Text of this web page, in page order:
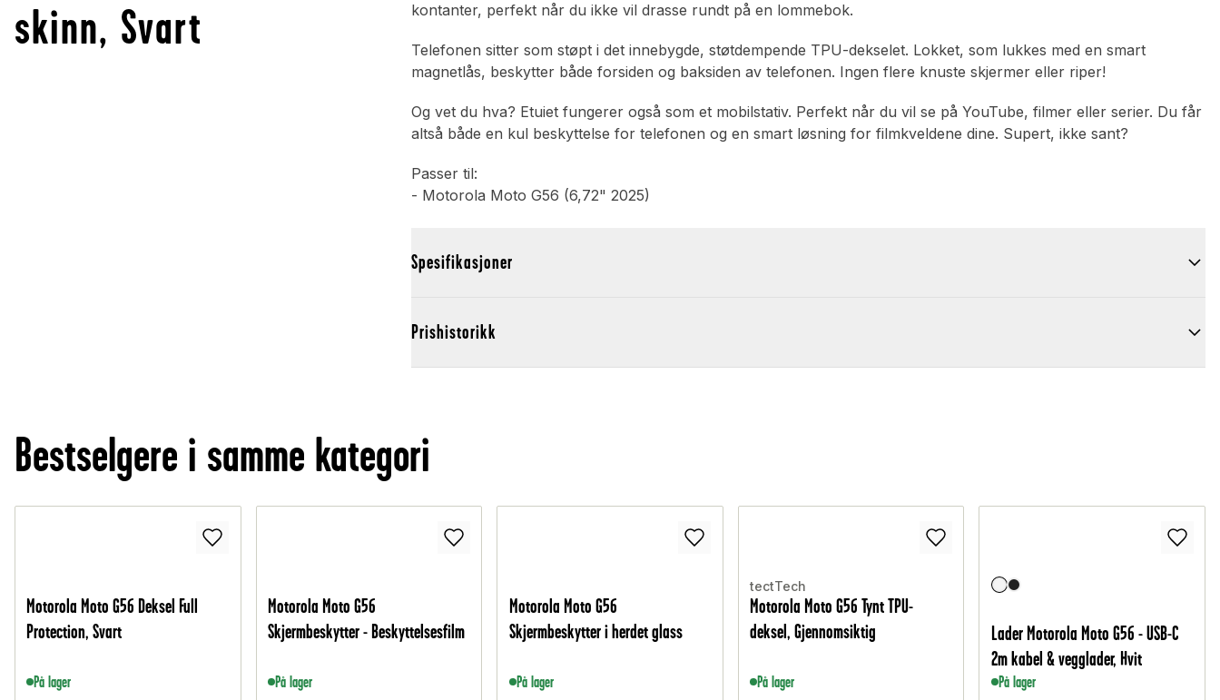
skinn, Svart
kontanter, perfekt når du ikke vil drasse rundt på en lommebok.
Telefonen sitter som støpt i det innebygde, støtdempende TPU-dekselet. Lokket, som lukkes med en smart
magnetlås, beskytter både forsiden og baksiden av telefonen. Ingen flere knuste skjermer eller riper!
Og vet du hva? Etuiet fungerer også som et mobilstativ. Perfekt når du vil se på YouTube, filmer eller serier. Du får
altså både en kul beskyttelse for telefonen og en smart løsning for filmkveldene dine. Supert, ikke sant?
Passer til:
- Motorola Moto G56 (6,72" 2025)
Spesifikasjoner
Prishistorikk
Bestselgere i samme kategori
Motorola Moto G56 Deksel Full
Protection, Svart
På lager
Motorola Moto G56
Skjermbeskytter - Beskyttelsesfilm
På lager
Motorola Moto G56
Skjermbeskytter i herdet glass
På lager
tectTech
Motorola Moto G56 Tynt TPU-
deksel, Gjennomsiktig
På lager
Lader Motorola Moto G56 - USB-C
2m kabel & vegglader, Hvit
På lager